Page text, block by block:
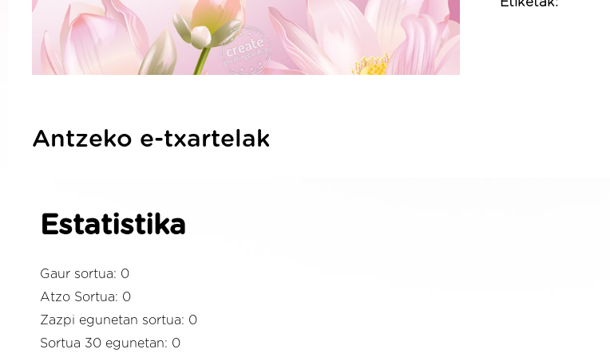
Antzeko e-txartelak
Estatistika
Gaur sortua: 0
Atzo Sortua: 0
Zazpi egunetan sortua: 0
Sortua 30 egunetan: 0